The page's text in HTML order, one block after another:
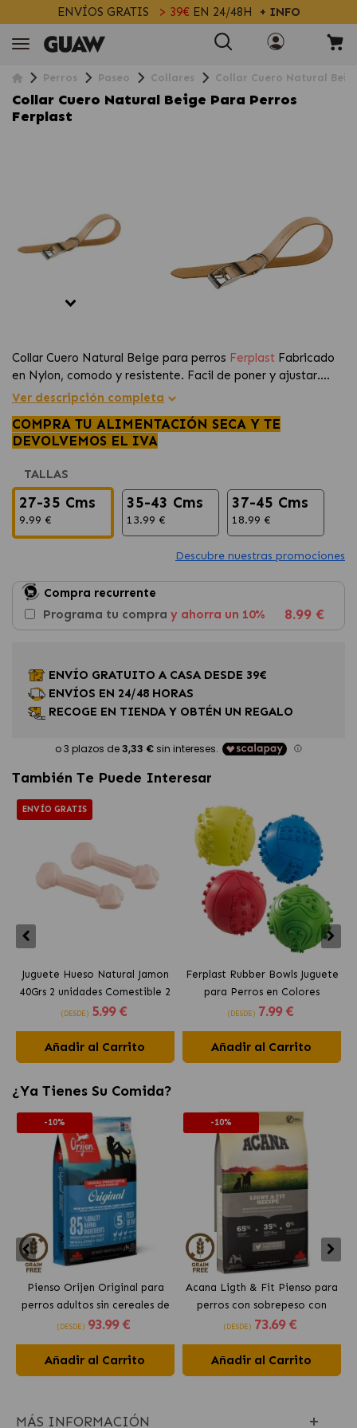
ENVÍOS GRATIS > 39€EN 24/48H + INFO
Perros Paseo Collares Collar Cuero Natural
Collar Cuero Natural Beige Para Perros
Ferplast
Collar Cuero Natural Beige para perros Ferplast Fabricado
en Nylon, comodo y resistente. Facil de poner y ajustar.
Cierre plastico
Ver descripción completa
COMPRA TU ALIMENTACIÓN SECA Y TE
DEVOLVEMOS EL IVA
TALLAS
27-35 Cms
9.99 €
35-43 Cms
13.99 €
37-45 Cms
18.99 €
Descubre nuestras promociones
Compra recurrente
Programa tu compra y ahorra un 10% 8.99 €
ENVÍO GRATUITO A CASA DESDE 39€
ENVÍOS EN 24/48 HORAS
RECOGE EN TIENDA Y OBTÉN UN REGALO
También Te Puede Interesar
ENVÍO GRATIS
Juguete Hueso Natural Jamon
40Grs 2 unidades Comestible 2
unidades Ferplast
(DESDE) 5.99 €
Añadir al Carrito
Ferplast Rubber Bowls Juguete
para Perros en Colores
Surtidos
(DESDE) 7.99 €
Añadir al Carrito
¿Ya Tienes Su Comida?
-10%
Pienso Orijen Original para
perros adultos sin cereales de
pollo
(DESDE) 93.99 €
Añadir al Carrito
-10%
Acana Ligth & Fit Pienso para
perros con sobrepeso con
pollo fresco
(DESDE) 73.69 €
Añadir al Carrito
MÁS INFORMACIÓN